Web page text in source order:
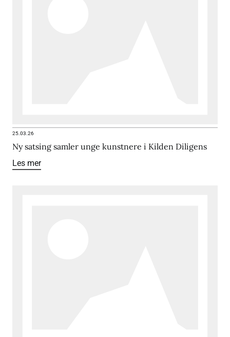
25.03.26
Ny satsing samler unge kunstnere i Kilden Diligens
Les mer